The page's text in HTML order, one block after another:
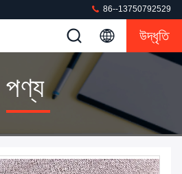
86--13750792529
উদ্ধৃতি
পণ্য